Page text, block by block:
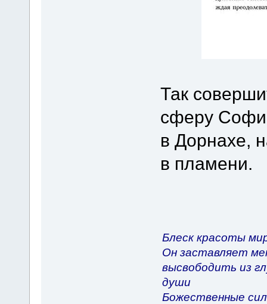
Так
сферу
в Дорнахе,
в пламени.
Блеск красоты
Он заставляет
высвободить из
души
Божественные